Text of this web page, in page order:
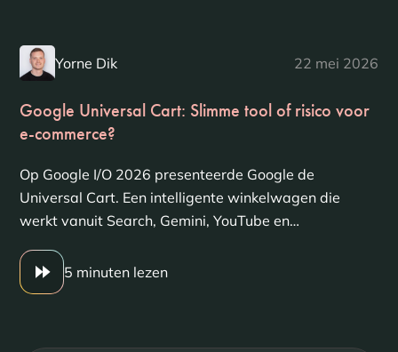
Yorne Dik 22 mei 2026
Google Universal Cart: Slimme tool of risico voor
e-commerce?
Op Google I/O 2026 presenteerde Google de
Universal Cart. Een intelligente winkelwagen die
werkt vanuit Search, Gemini, YouTube en…
5 minuten lezen